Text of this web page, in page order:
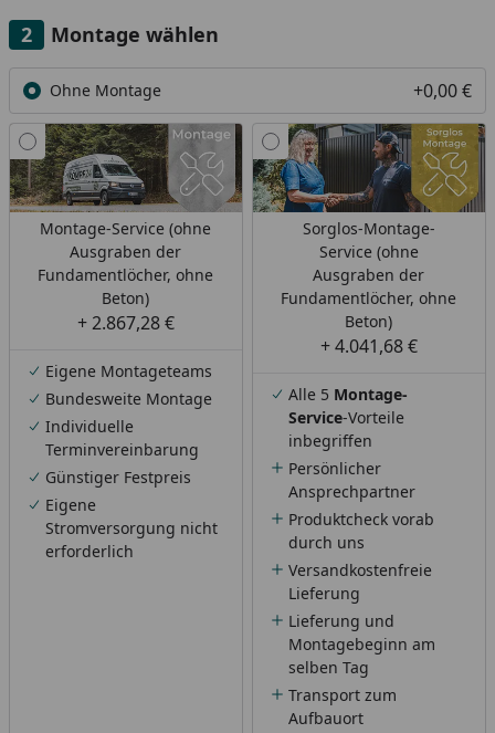
Montage wählen
Ohne Montage +0,00 €
Montage-Service (ohne
Ausgraben der
Fundamentlöcher, ohne
Beton)
+ 2.867,28 €
Eigene Montageteams
Bundesweite Montage
Individuelle
Terminvereinbarung
Günstiger Festpreis
Eigene
Stromversorgung nicht
erforderlich
Sorglos-Montage-
Service (ohne
Ausgraben der
Fundamentlöcher, ohne
Beton)
+ 4.041,68 €
Alle 5 Montage-
Service-Vorteile
inbegriffen
Persönlicher
Ansprechpartner
Produktcheck vorab
durch uns
Versandkostenfreie
Lieferung
Lieferung und
Montagebeginn am
selben Tag
Transport zum
Aufbauort